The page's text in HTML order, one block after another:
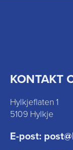
KONTAKT
Hylkjeflaten 1
5109 Hylkje
E-post: